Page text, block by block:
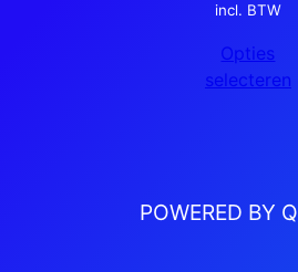
incl. BTW
Opties
selecteren
POWERED BY